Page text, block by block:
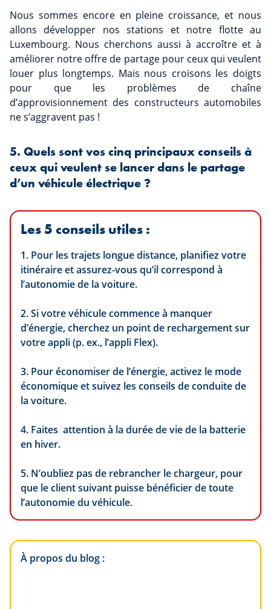
Nous sommes encore en pleine croissance, et nous
allons développer nos stations et notre flotte au
Luxembourg. Nous cherchons aussi à accroître et à
améliorer notre offre de partage pour ceux qui veulent
louer plus longtemps. Mais nous croisons les doigts
pour que les problèmes de chaîne
d’approvisionnement des constructeurs automobiles
ne s’aggravent pas !
5. Quels sont vos cinq principaux conseils à
ceux qui veulent se lancer dans le partage
d’un véhicule électrique ?
Les 5 conseils utiles :
1. Pour les trajets longue distance, planifiez votre
itinéraire et assurez-vous qu’il correspond à
l’autonomie de la voiture.
2. Si votre véhicule commence à manquer
d’énergie, cherchez un point de rechargement sur
votre appli (p. ex., l’appli Flex).
3. Pour économiser de l’énergie, activez le mode
économique et suivez les conseils de conduite de
la voiture.
4. Faites attention à la durée de vie de la batterie
en hiver.
5. N’oubliez pas de rebrancher le chargeur, pour
que le client suivant puisse bénéficier de toute
l’autonomie du véhicule.
À propos du blog :